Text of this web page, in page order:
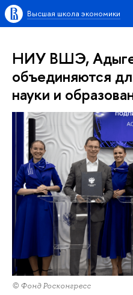
Высшая школа экономики
НИУ ВШЭ,
объединяются
науки и
© Фонд Росконгресс